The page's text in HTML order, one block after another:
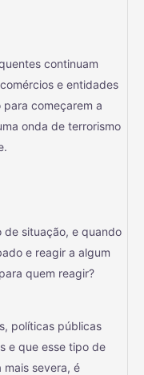
continuam
e entidades
começarem a
onda de terrorismo
de situação, e quando
e reagir a algum
quem reagir?
políticas públicas
e que esse tipo de
mais severa, é